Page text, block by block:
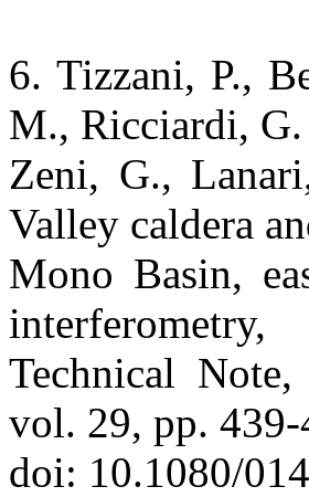
6. Tizzani, P.,
M., Ricciardi, G.
Zeni, G.,
Valley caldera
Mono Basin,
interferometry,
Technical
vol. 29, pp. 439-
doi: 10.1080/